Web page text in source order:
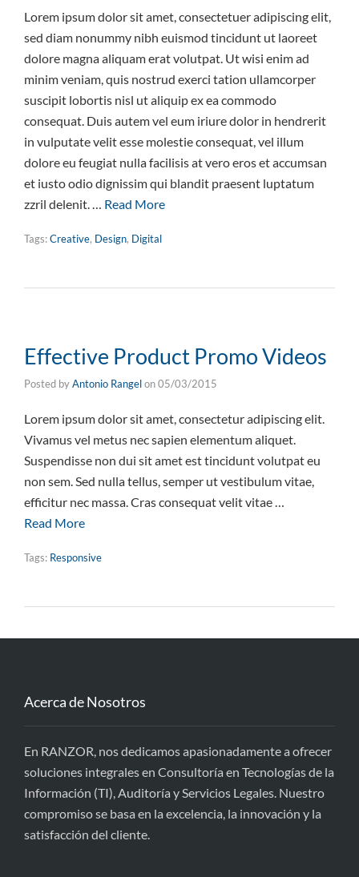
Lorem ipsum dolor sit amet, consectetuer adipiscing elit,
sed diam nonummy nibh euismod tincidunt ut laoreet
dolore magna aliquam erat volutpat. Ut wisi enim ad
minim veniam, quis nostrud exerci tation ullamcorper
suscipit lobortis nisl ut aliquip ex ea commodo
consequat. Duis autem vel eum iriure dolor in hendrerit
in vulputate velit esse molestie consequat, vel illum
dolore eu feugiat nulla facilisis at vero eros et accumsan
et iusto odio dignissim qui blandit praesent luptatum
zzril delenit. … Read More
Tags:Creative, Design, Digital
Effective Product Promo Videos
Posted byAntonio Rangelon05/03/2015
Lorem ipsum dolor sit amet, consectetur adipiscing elit.
Vivamus vel metus nec sapien elementum aliquet.
Suspendisse non dui sit amet est tincidunt volutpat eu
non sem. Sed nulla tellus, semper ut vestibulum vitae,
efficitur nec massa. Cras consequat velit vitae …
Read More
Tags: Responsive
Acerca de Nosotros
En RANZOR, nos dedicamos apasionadamente a ofrecer
soluciones integrales en Consultoría en Tecnologías de la
Información (TI), Auditoría y Servicios Legales. Nuestro
compromiso se basa en la excelencia, la innovación y la
satisfacción del cliente.